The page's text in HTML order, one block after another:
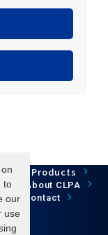
to
our
use
Products
About CLPA
Contact